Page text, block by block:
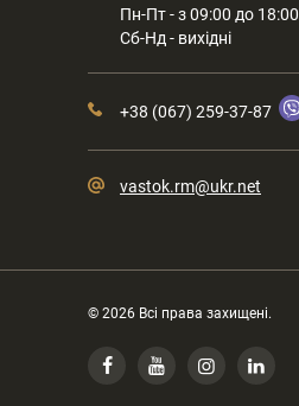
Пн-Пт - з 09:00 до 18:00
Сб-Нд - вихідні
+38 (067) 259-37-87
vastok.rm@ukr.net
© 2026 Всі права захищені.